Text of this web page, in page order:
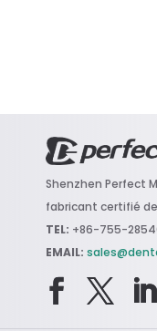
Shenzhen Perfect
fabricant certifié
TEL: +86-755-
EMAIL: